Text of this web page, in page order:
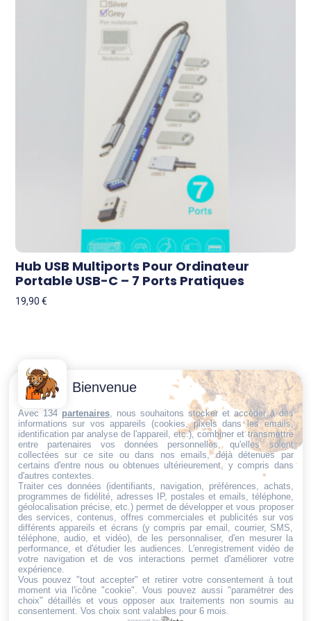
Hub USB Multiports Pour Ordinateur
Portable USB-C – 7 Ports Pratiques
19,90€
Trouvez ce qu'il vous faut,
au bon endroit
Conditions
générales
de vente
Politique de
cookies
Politique de
confidentialité
Mentions
légales
Conditions de
retour et de
remboursement
Droit de
rétractation
Contactez-
Nous
Email:
dt@sasbms.fr
Bienvenue
Avec 134 partenaires, nous souhaitons stocker et accéder à des
informations sur vos appareils (cookies, pixels dans les emails,
identification par analyse de l'appareil, etc.), combiner et transmettre
entre partenaires vos données personnelles, qu'elles soient
collectées sur ce site ou dans nos emails, déjà détenues par
certains d'entre nous ou obtenues ultérieurement, y compris dans
d'autres contextes.
Traiter ces données (identifiants, navigation, préférences, achats,
programmes de fidélité, adresses IP, postales et emails, téléphone,
géolocalisation précise, etc.) permet de développer et vous proposer
des services, contenus, offres commerciales et publicités sur vos
différents appareils et écrans (y compris par email, courrier, SMS,
téléphone, audio, et vidéo), de les personnaliser, d'en mesurer la
performance, et d'étudier les audiences. L'enregistrement vidéo de
votre navigation et de vos interactions permet d'améliorer votre
expérience.
Vous pouvez "tout accepter" et retirer votre consentement à tout
moment via l'icône "cookie" . Vous pouvez aussi "paramétrer des
choix" détaillés et vous opposer aux traitements non soumis au
consentement. Vos choix sont valables pour 6 mois.